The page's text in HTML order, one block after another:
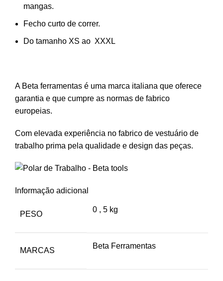
mangas.
Fecho curto de correr.
Do tamanho XS ao XXXL
A Beta ferramentas é uma marca italiana que oferece
garantia e que cumpre as normas de fabrico
europeias.
Com elevada experiência no fabrico de vestuário de
trabalho prima pela qualidade e design das peças.
Informação adicional
PESO
0 , 5 kg
MARCAS
Beta Ferramentas